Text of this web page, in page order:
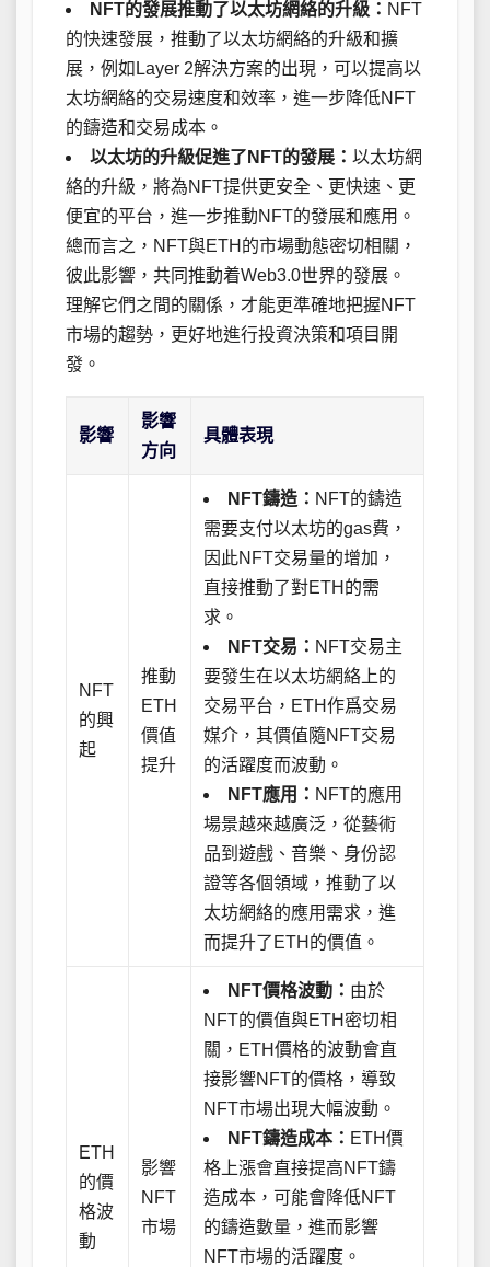
NFT的發展推動了以太坊網絡的升級： NFT
的快速發展，推動了以太坊網絡的升級和擴
展，例如Layer 2解決方案的出現，可以提高以
太坊網絡的交易速度和效率，進一步降低NFT
的鑄造和交易成本。
以太坊的升級促進了NFT的發展： 以太坊網
絡的升級，將為NFT提供更安全、更快速、更
便宜的平台，進一步推動NFT的發展和應用。
總而言之，NFT與ETH的市場動態密切相關，
彼此影響，共同推動着Web3.0世界的發展。
理解它們之間的關係，才能更準確地把握NFT
市場的趨勢，更好地進行投資決策和項目開
發。
影響
影響
方向
具體表現
NFT
的興
起
推動
ETH
價值
提升
NFT鑄造： NFT的鑄造
需要支付以太坊的gas費，
因此NFT交易量的增加，
直接推動了對ETH的需
求。
NFT交易： NFT交易主
要發生在以太坊網絡上的
交易平台，ETH作爲交易
媒介，其價值隨NFT交易
的活躍度而波動。
NFT應用： NFT的應用
場景越來越廣泛，從藝術
品到遊戲、音樂、身份認
證等各個領域，推動了以
太坊網絡的應用需求，進
而提升了ETH的價值。
ETH
的價
格波
動
影響
NFT
市場
NFT價格波動： 由於
NFT的價值與ETH密切相
關，ETH價格的波動會直
接影響NFT的價格，導致
NFT市場出現大幅波動。
NFT鑄造成本： ETH價
格上漲會直接提高NFT鑄
造成本，可能會降低NFT
的鑄造數量，進而影響
NFT市場的活躍度。